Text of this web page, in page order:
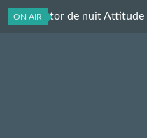
ON AIR
Le collector de nuit Attitude